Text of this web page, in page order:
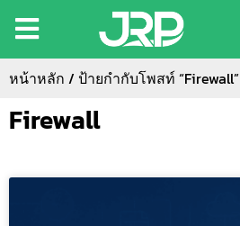
หน้าหลัก / ป้ายกำกับโพสท์ “Firewall”
Firewall